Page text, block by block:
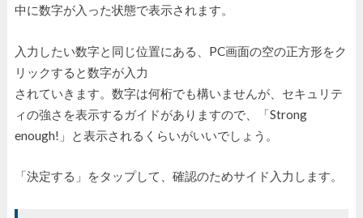
中に数字が入った状態で表示されます。
入力したい数字と同じ位置にある、PC画面の空の正方形をク
リックすると数字が入力
されていきます。数字は何桁でも構いませんが、セキュリテ
ィの強さを表示するガイドがありますので、「Strong
enough!」と表示されるくらいがいいでしょう。
「決定する」をタップして、確認のためサイド入力します。